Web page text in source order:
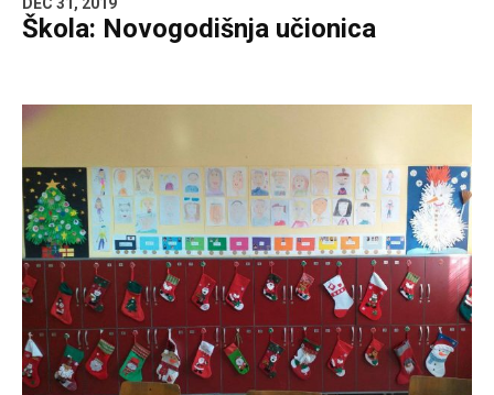
Škola: Novogodišnja učionica